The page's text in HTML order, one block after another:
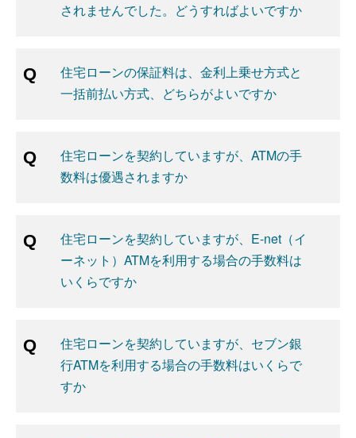
されませんでした。どうすればよいですか
住宅ローンの保証料は、金利上乗せ方式と
一括前払い方式、どちらがよいですか
住宅ローンを契約していますが、ATMの手
数料は優遇されますか
住宅ローンを契約していますが、E-net（イ
ーネット）ATMを利用する場合の手数料は
いくらですか
住宅ローンを契約していますが、セブン銀
行ATMを利用する場合の手数料はいくらで
すか